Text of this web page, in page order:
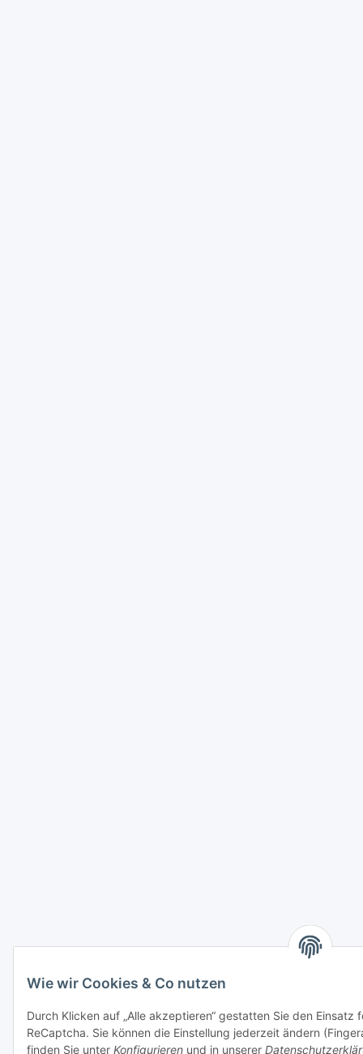
Wie wir Cookies & Co nutzen
Durch Klicken auf „Alle akzeptieren“ gestatten Sie den
ReCaptcha. Sie können die Einstellung jederzeit ändern
finden Sie unter Konfigurieren und in unserer